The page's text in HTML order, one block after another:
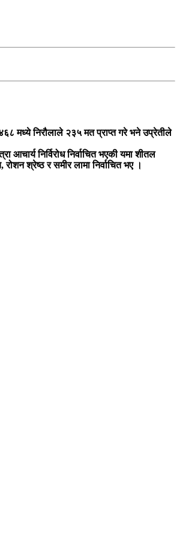
मध्ये निरौलाले २३५ मत प्राप्त गरे भने उप्रेतीले
आचार्य निर्विरोध निर्वाचित भएकी यमा शीतल
श्रेष्ठ र समीर लामा निर्वाचित भए ।